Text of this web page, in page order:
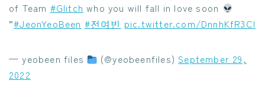
of Team #Glitch who you will fall in love soon
”#JeonYeoBeen #전여빈 pic.twitter.com/DnnhKfR3Cl
— yeobeen files (@yeobeenfiles)September 29,
2022